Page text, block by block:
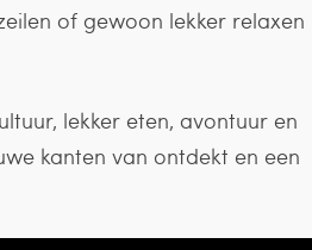
of gewoon lekker relaxen
lekker eten, avontuur en
kanten van ontdekt en een